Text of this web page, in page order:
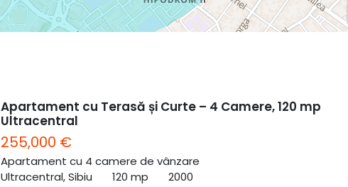
Apartament cu Terasă și Curte – 4 Camere, 120 mp
Ultracentral
255,000 €
Apartament cu 4 camere de vânzare
Ultracentral, Sibiu
120 mp 2000